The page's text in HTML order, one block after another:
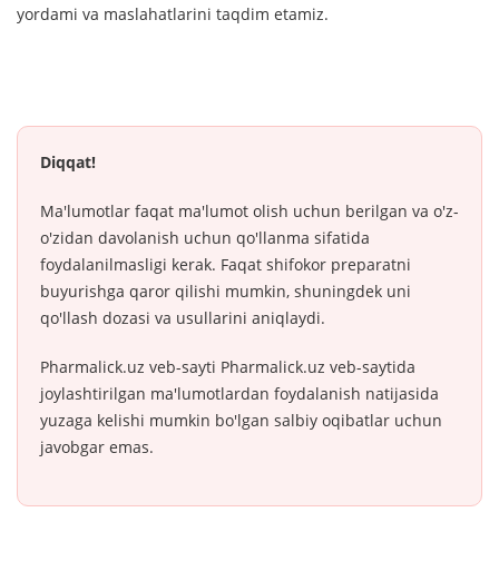
yordami va maslahatlarini taqdim etamiz.
Diqqat!
Ma'lumotlar faqat ma'lumot olish uchun berilgan va o'z-
o'zidan davolanish uchun qo'llanma sifatida
foydalanilmasligi kerak. Faqat shifokor preparatni
buyurishga qaror qilishi mumkin, shuningdek uni
qo'llash dozasi va usullarini aniqlaydi.
Pharmalick.uz veb-sayti Pharmalick.uz veb-saytida
joylashtirilgan ma'lumotlardan foydalanish natijasida
yuzaga kelishi mumkin bo'lgan salbiy oqibatlar uchun
javobgar emas.